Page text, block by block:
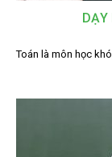
DẠY
Toán là môn học